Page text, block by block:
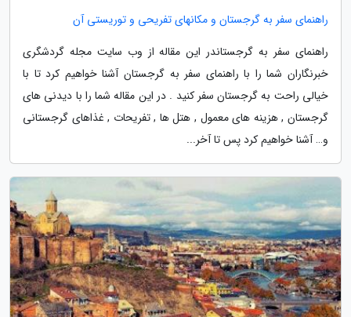
راهنمای سفر به گرجستان و مکانهای تفریحی و توریستی آن
راهنمای سفر به گرجستاندر این مقاله از وب سایت مجله گردشگری
خبرنگاران شما را با راهنمای سفر به گرجستان آشنا خواهیم کرد تا با
خیالی راحت به گرجستان سفر کنید . در این مقاله شما را با دیدنی های
گرجستان , هزینه های معمول , هتل ها , تفریحات , غذاهای گرجستانی
و… آشنا خواهیم کرد پس تا آخر...